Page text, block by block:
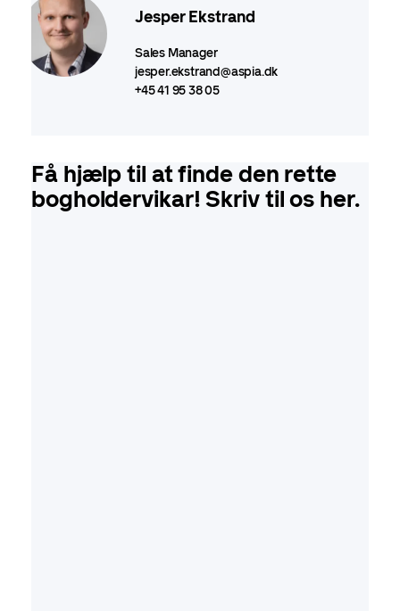
Jesper Ekstrand
Sales Manager
jesper.ekstrand@aspia.dk
+45 41 95 38 05
Få hjælp til at finde den rette
bogholdervikar! Skriv til os her.